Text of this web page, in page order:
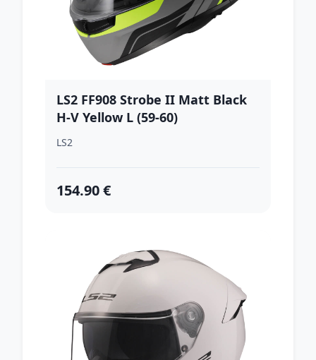
LS2 FF908 Strobe II Matt Black
H-V Yellow L (59-60)
LS2
154.90 €